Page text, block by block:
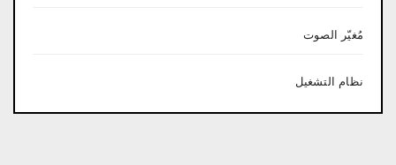
مُغيّر الصوت
نظام التشغيل